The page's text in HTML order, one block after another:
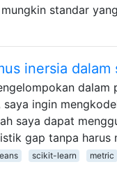
standar
inersia dalam
ingin
saya dapat
gap tanpa harus
scikit-learn metric